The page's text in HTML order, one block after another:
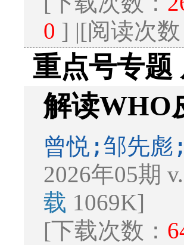
0 ] |[阅读次数
重点号专题
解读WHO
曾悦;邹先彪;
2026年05期
载 1069K]
[下载次数：